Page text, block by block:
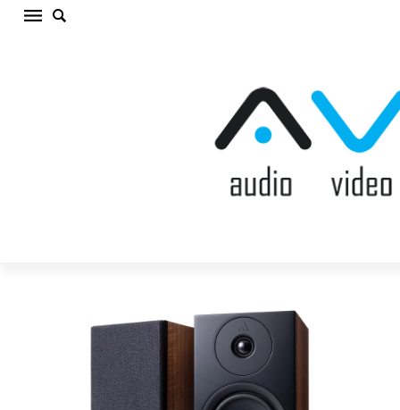
ARGON AUDIO FORUS 5 WALNUT Plaukta
akustiskā sistēma (cena par gab.)